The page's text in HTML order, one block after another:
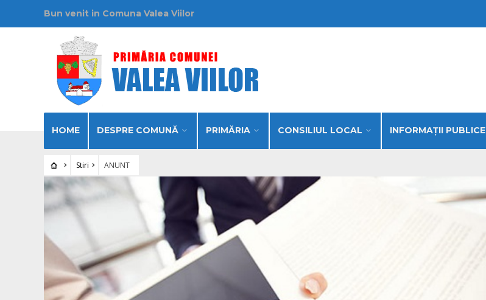
Bun venit in Comuna Valea Viilor
HOME DESPRE COMUNĂ PRIMĂRIA CONSILIUL LOCAL INFORMAŢII PUBLICE
Stiri ANUNT